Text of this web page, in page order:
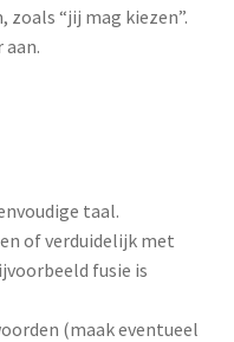
zoals “jij mag kiezen”.
taal.
of verduidelijk met
fusie is
(maak eventueel